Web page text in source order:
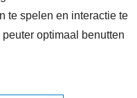
te spelen en interactie te
optimaal benutten